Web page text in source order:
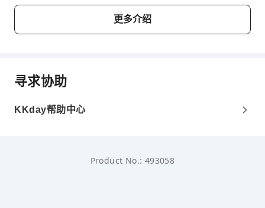
服务，让您穿着喜欢的服装，展现您最好的一面。需要放松一
下吗？您的客房可提供客房送餐服务，让您的入住更加舒适愉
快。 请注意，为确保所有客人能够享受更新鲜的空气，住宿内
提供空调或寝具用品，以满足您的需求，提升您的舒适度。 部
分精选客房配有室内视频流媒体、每日报纸或电视，以确保为
切器具，您不必担心口渴问题。海德公园高级公寓特定客房的
更多介绍
寻求协助
KKday帮助中心
Product No.: 493058